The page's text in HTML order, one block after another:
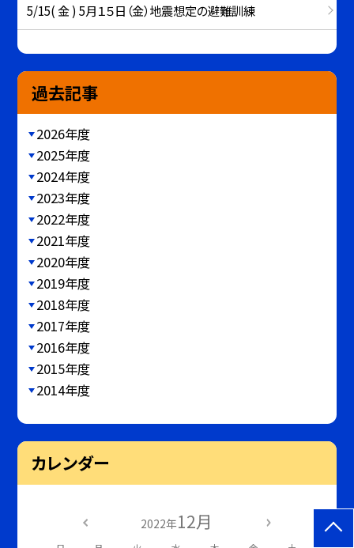
5/15( 金 ) 5月１５日（金）地震想定の避難訓練
過去記事
2026年度
2025年度
2024年度
2023年度
2022年度
2021年度
2020年度
2019年度
2018年度
2017年度
2016年度
2015年度
2014年度
カレンダー
2022年12月